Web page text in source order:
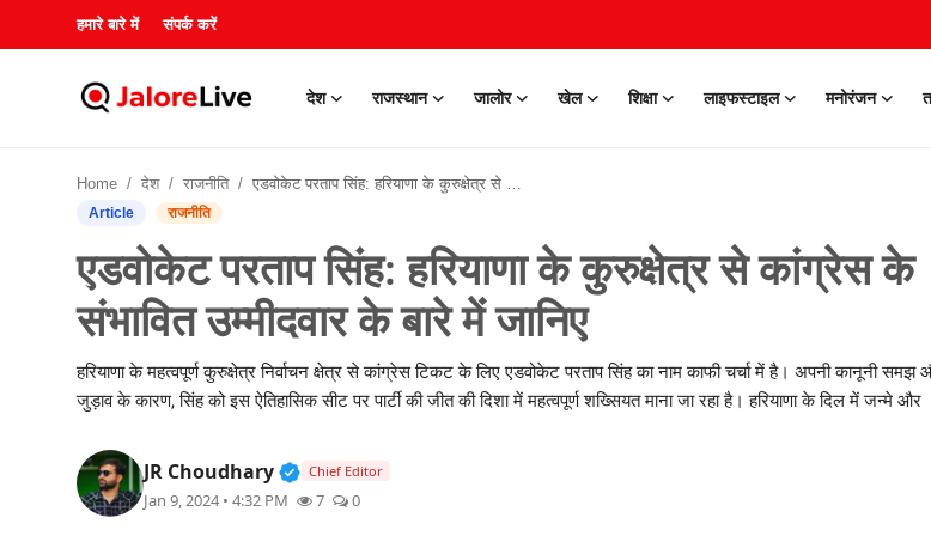
हमारे बारे में संपर्क करें
देश राजस्थान जालोर खेल शिक्षा लाइफस्टाइल मनोरंजन
राजस्थान
Home देश राजनीति एडवोकेट परताप सिंह: हरियाणा के कुरुक्षेत्र से कांग्रेस के संभावित उम्मीदवार के बारे में जानिए
Article राजनीति
एडवोकेट परताप सिंह: हरियाणा के कुरुक्षेत्र से कांग्रेस के
संभावित उम्मीदवार के बारे में जानिए
हरियाणा के महत्वपूर्ण कुरुक्षेत्र निर्वाचन क्षेत्र से कांग्रेस टिकट के लिए एडवोकेट परताप सिंह का नाम काफी चर्चा में है। अपनी कानूनी समझ
जुड़ाव के कारण, सिंह को इस ऐतिहासिक सीट पर पार्टी की जीत की दिशा में महत्वपूर्ण शख्सियत माना जा रहा है। हरियाणा के दिल में जन्मे और
JR Choudhary Verified Public Figure • 30 Mar, 2026
Chief Editor
Jan 9, 2024 • 4:32 PM 7 0